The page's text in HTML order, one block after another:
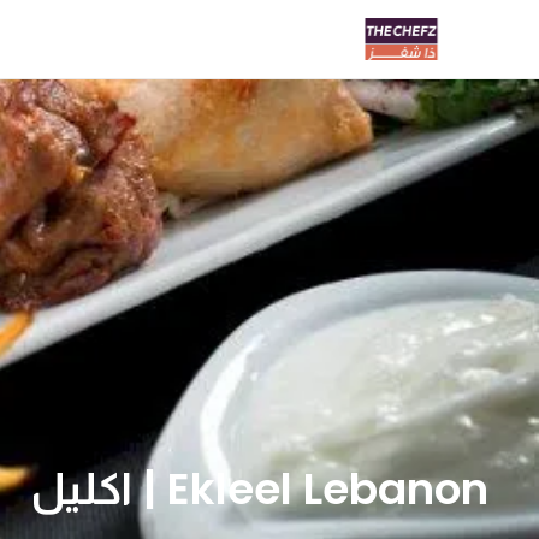
Ekleel Lebanon | اكليل